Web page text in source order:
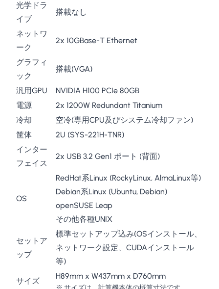
光学ドラ
イブ
搭載なし
ネットワ
ーク
2x 10GBase-T Ethernet
グラフィ
ック
搭載(VGA)
汎用GPU
NVIDIA H100 PCIe 80GB
電源
2x 1200W Redundant Titanium
冷却
空冷(専用CPU及びシステム冷却ファン)
筐体
2U (SYS-221H-TNR)
インター
フェイス
2x USB 3.2 Gen1 ポート (背面)
OS
RedHat系Linux (RockyLinux, AlmaLinux等)
Debian系Linux (Ubuntu, Debian)
openSUSE Leap
その他各種UNIX
セットア
ップ
標準セットアップ込み(OSインストール、
ネットワーク設定、CUDAインストール
等)
サイズ
H89mm x W437mm x D760mm